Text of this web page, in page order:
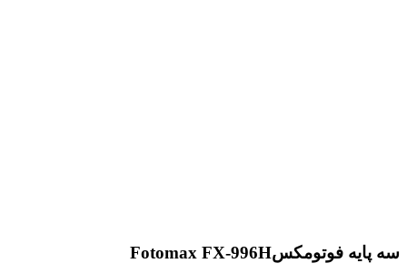
سه پایه فوتومکسFotomax FX-996H